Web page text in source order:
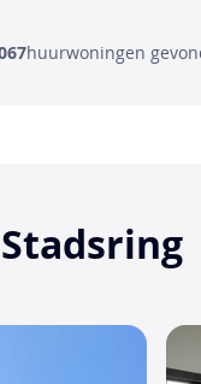
huurwoningen